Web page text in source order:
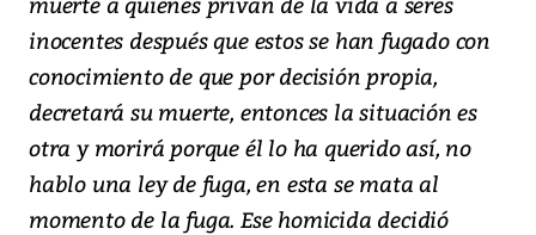
inocentes después que estos se han fugado con
conocimiento de que por decisión propia,
decretará su muerte, entonces la situación es
otra y morirá porque él lo ha querido así, no
hablo una ley de fuga, en esta se mata al
momento de la fuga. Ese homicida decidió